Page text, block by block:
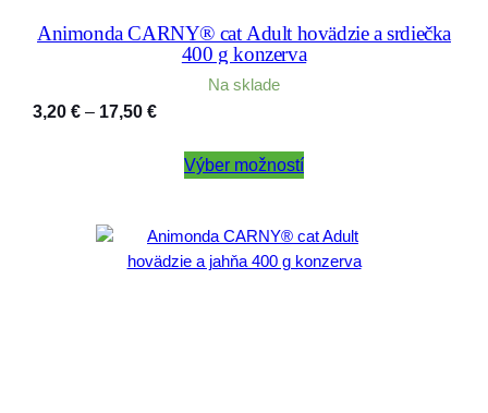
Animonda CARNY® cat Adult hovädzie a srdiečka
400 g konzerva
Na sklade
3,20 € – 17,50 €Price
3,20 €Výber možností